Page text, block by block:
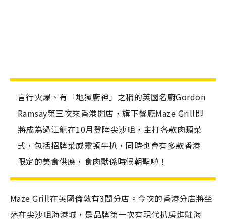
言行火爆、有「地獄廚神」之稱的英國名廚Gordon
Ramsay第三次來香港開店，旗下餐廳Maze Grill即
將成為過江龍在10月登陸尖沙咀，主打各款肉類菜
式，包括招牌菜威靈頓牛扒，同時也會有多款香港
限定的美食供應，食肉獸係時候朝聖啦！
Maze Grill在英國倫敦有3間分店。今次的香港分店將坐
落在尖沙咀海港城，是品牌第一次有現代扒房進駐海